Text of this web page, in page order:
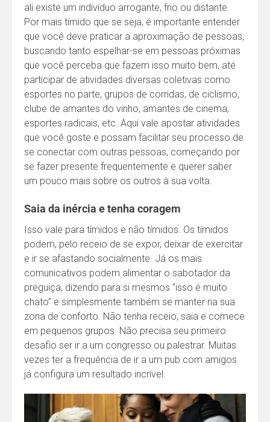
ali existe um indivíduo arrogante, frio ou distante.
Por mais tímido que se seja, é importante entender
que você deve praticar a aproximação de pessoas,
buscando tanto espelhar-se em pessoas próximas
que você perceba que fazem isso muito bem, até
participar de atividades diversas coletivas como
esportes no parte, grupos de corridas, de ciclismo,
clube de amantes do vinho, amantes de cinema,
esportes radicais, etc. Aqui vale apostar atividades
que você goste e possam facilitar seu processo de
se conectar com outras pessoas, começando por
se fazer presente frequentemente e querer saber
um pouco mais sobre os outros à sua volta.
Saia da inércia e tenha coragem
Isso vale para tímidos e não tímidos. Os tímidos
podem, pelo receio de se expor, deixar de exercitar
e ir se afastando socialmente. Já os mais
comunicativos podem alimentar o sabotador da
preguiça, dizendo para si mesmos “isso é muito
chato” e simplesmente também se manter na sua
zona de conforto. Não tenha receio, saia e comece
em pequenos grupos. Não precisa seu primeiro
desafio ser ir a um congresso ou palestrar. Muitas
vezes ter a frequência de ir a um pub com amigos
já configura um resultado incrível.